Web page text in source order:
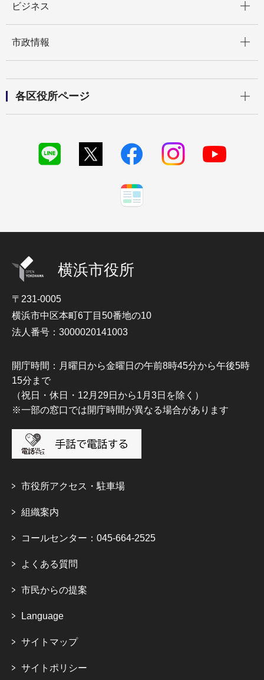
ビジネス
市政情報
各区役所ページ
横浜市役所
〒231-0005
横浜市中区本町6丁目50番地の10
法人番号：3000020141003
開庁時間：月曜日から金曜日の午前8時45分から午後5時
15分まで
（祝日・休日・12月29日から1月3日を除く）
※一部の窓口では開庁時間が異なる場合があります
市役所アクセス・駐車場
組織案内
コールセンター：045-664-2525
よくある質問
市民からの提案
Language
サイトマップ
サイトポリシー